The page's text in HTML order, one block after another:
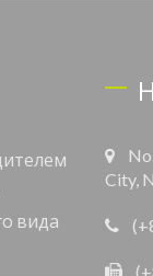
вида
City,